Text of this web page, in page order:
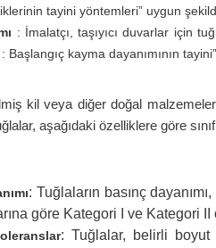
tayini yöntemleri” uygun
: İmalatçı, taşıyıcı duvarlar için
Başlangıç kayma dayanımının
kil veya diğer doğal
aşağıdaki özelliklere göre
: Tuğlaların basınç
göre Kategori I ve Kategori II
: Tuğlalar, belirli boyut